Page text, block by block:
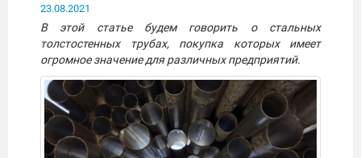
23.08.2021
В этой статье будем говорить о стальных
толстостенных трубах, покупка которых имеет
огромное значение для различных предприятий.